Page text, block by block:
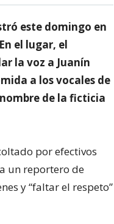
este domingo en
el lugar, el
la voz a Juanín
a los vocales de
de la ficticia
por efectivos
un reportero de
y “faltar el respeto”